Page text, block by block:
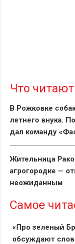
Что
В Рожковке
летнего внука.
дал команду
Жительница
агрогородке —
неожиданным
Самое
«Про зеленый
обсуждают